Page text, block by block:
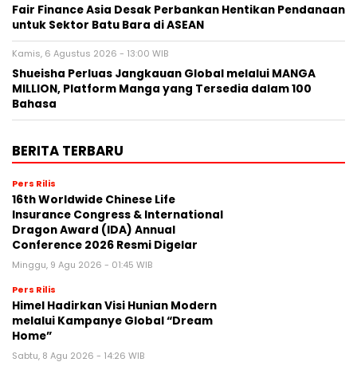
Fair Finance Asia Desak Perbankan Hentikan Pendanaan
untuk Sektor Batu Bara di ASEAN
Kamis, 6 Agustus 2026 - 13:00 WIB
Shueisha Perluas Jangkauan Global melalui MANGA
MILLION, Platform Manga yang Tersedia dalam 100
Bahasa
BERITA TERBARU
Pers Rilis
16th Worldwide Chinese Life
Insurance Congress & International
Dragon Award (IDA) Annual
Conference 2026 Resmi Digelar
Minggu, 9 Agu 2026 - 01:45 WIB
Pers Rilis
Himel Hadirkan Visi Hunian Modern
melalui Kampanye Global “Dream
Home”
Sabtu, 8 Agu 2026 - 14:26 WIB